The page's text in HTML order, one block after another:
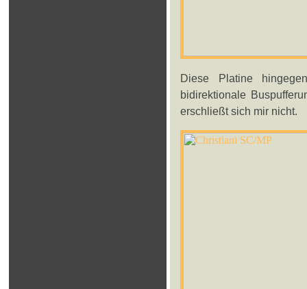
Diese Platine
bidirektionale
erschließt sich mir nicht.